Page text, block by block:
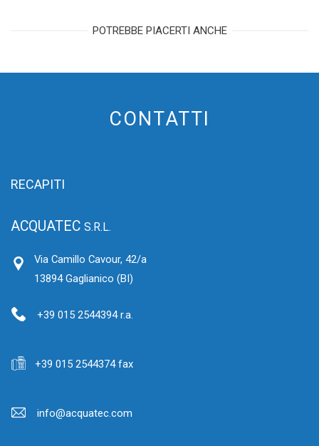
POTREBBE PIACERTI ANCHE
CONTATTI
RECAPITI
ACQUATEC S.R.L.
Via Camillo Cavour, 42/a
13894 Gaglianico (BI)
+39 015 2544394 r.a.
+39 015 2544374 fax
info@acquatec.com